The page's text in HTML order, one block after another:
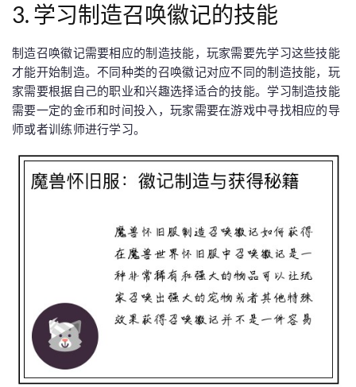
3. 学习制造召唤徽记的技能
制造召唤徽记需要相应的制造技能，玩家需要先学习这些技能
才能开始制造。不同种类的召唤徽记对应不同的制造技能，玩
家需要根据自己的职业和兴趣选择适合的技能。学习制造技能
需要一定的金币和时间投入，玩家需要在游戏中寻找相应的导
师或者训练师进行学习。